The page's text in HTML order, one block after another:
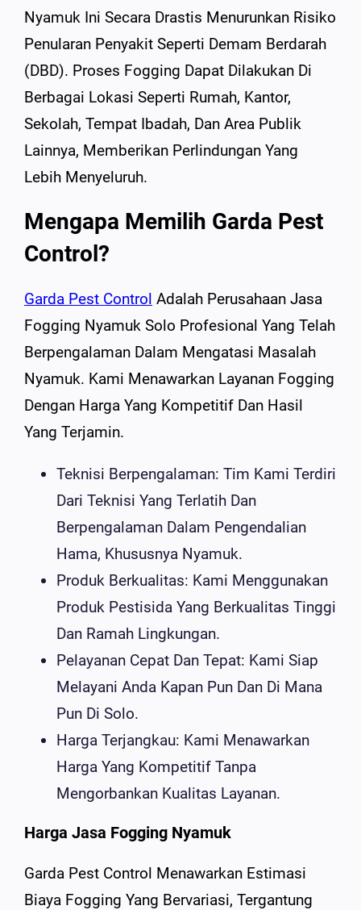
Nyamuk Ini Secara Drastis Menurunkan Risiko
Penularan Penyakit Seperti Demam Berdarah
(DBD). Proses Fogging Dapat Dilakukan Di
Berbagai Lokasi Seperti Rumah, Kantor,
Sekolah, Tempat Ibadah, Dan Area Publik
Lainnya, Memberikan Perlindungan Yang
Lebih Menyeluruh.
Mengapa Memilih Garda Pest
Control?
Garda Pest Control Adalah Perusahaan Jasa
Fogging Nyamuk Solo Profesional Yang Telah
Berpengalaman Dalam Mengatasi Masalah
Nyamuk. Kami Menawarkan Layanan Fogging
Dengan Harga Yang Kompetitif Dan Hasil
Yang Terjamin.
Teknisi Berpengalaman: Tim Kami Terdiri
Dari Teknisi Yang Terlatih Dan
Berpengalaman Dalam Pengendalian
Hama, Khususnya Nyamuk.
Produk Berkualitas: Kami Menggunakan
Produk Pestisida Yang Berkualitas Tinggi
Dan Ramah Lingkungan.
Pelayanan Cepat Dan Tepat: Kami Siap
Melayani Anda Kapan Pun Dan Di Mana
Pun Di Solo.
Harga Terjangkau: Kami Menawarkan
Harga Yang Kompetitif Tanpa
Mengorbankan Kualitas Layanan.
Harga Jasa Fogging Nyamuk
Garda Pest Control Menawarkan Estimasi
Biaya Fogging Yang Bervariasi, Tergantung